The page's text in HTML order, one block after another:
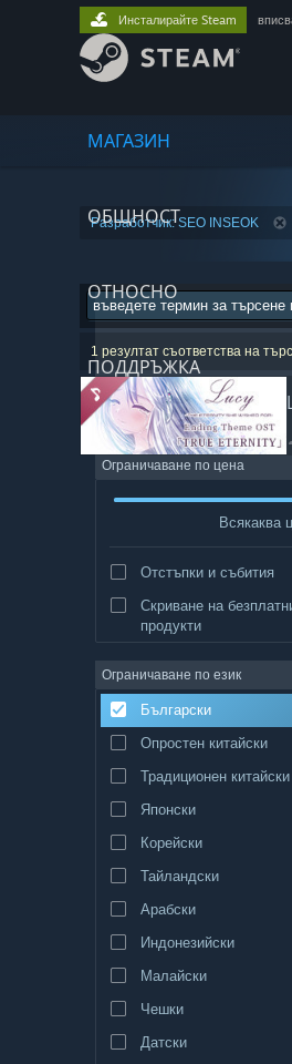
МАГАЗИН
ОБЩНОСТ
ОТНОСНО
ПОДДРЪЖКА
Инсталирайте Steam
Разработчик: SEO INSEOK
1 резултат съответства на
Ограничаване по цена
Всякаква
Отстъпки и събития
Скриване на
продукти
Ограничаване по език
Български
Опростен китайски
Традиционен китайски
Японски
Корейски
Тайландски
Арабски
Индонезийски
Малайски
Чешки
Датски